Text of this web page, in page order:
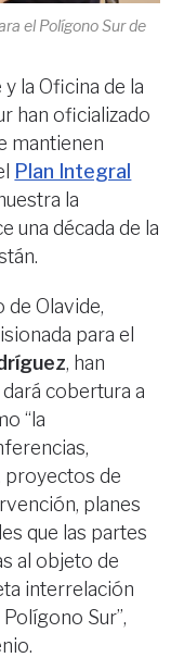
el Polígono Sur de
la Oficina de la
han oficializado
mantienen
Plan Integral
la
una década de la
de Olavide,
para el
, han
cobertura a
“la
proyectos de
planes
que las partes
al objeto de
interrelación
Sur”,